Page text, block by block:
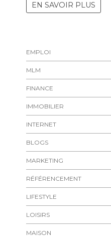
EN SAVOIR PLUS
EMPLOI
MLM
FINANCE
IMMOBILIER
INTERNET
BLOGS
MARKETING
RÉFÉRENCEMENT
LIFESTYLE
LOISIRS
MAISON